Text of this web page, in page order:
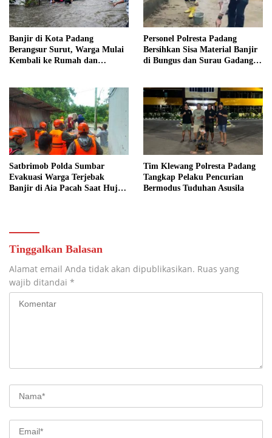
Banjir di Kota Padang
Berangsur Surut, Warga Mulai
Kembali ke Rumah dan
Personel Polresta Padang
Bersihkan Sisa Material Banjir
di Bungus dan Surau Gadang,
Satbrimob Polda Sumbar
Evakuasi Warga Terjebak
Banjir di Aia Pacah Saat Hujan
Tim Klewang Polresta Padang
Tangkap Pelaku Pencurian
Bermodus Tuduhan Asusila
Tinggalkan Balasan
Alamat email Anda tidak akan dipublikasikan. Ruas yang
wajib ditandai *